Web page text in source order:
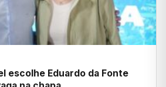
escolhe Eduardo da Fonte